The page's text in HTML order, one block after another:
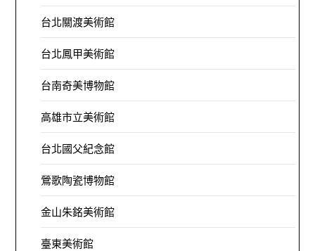
台北關渡美術館
台北鳳甲美術館
台南奇美博物館
高雄市立美術館
台北國父紀念館
鶯歌陶瓷博物館
金山朱銘美術館
臺東美術館